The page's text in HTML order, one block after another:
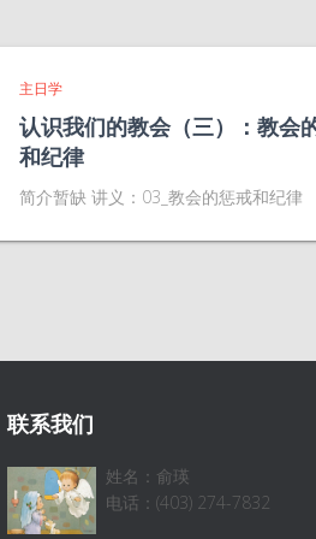
主日学
认识我们的教会（三）：教会
和纪律
简介暂缺 讲义：03_教会的惩戒和纪律
联系我们
姓名：俞瑛
电话：(403) 274-7832